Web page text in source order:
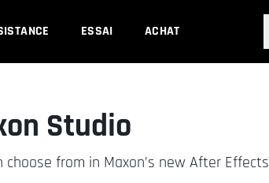
ESSAI ACHAT
Studio
from in Maxon’s new After Effects